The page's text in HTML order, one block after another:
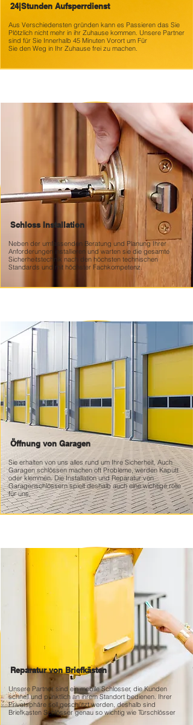
24|Stunden Aufsperrdienst
Aus Verschiedensten gründen kann es Passieren das Sie
Plötzlich nicht mehr in ihr Zuhause kommen. Unsere Partner
sind für Sie Innerhalb 45 Minuten Vorort um Für
Sie den Weg in Ihr Zuhause frei zu machen.
Schloss Installation
Neben der umfassenden Beratung und Planung Ihrer
Anforderungen installieren und warten sie die gesamte
Sicherheitstechnik nach den höchsten technischen
Standards und mit höchster Fachkompetenz.
Öffnung von Garagen
Sie erhalten von uns alles rund um Ihre Sicherheit, Auch
Garagen schlössen machen oft Probleme, werden Kaputt
oder klemmen. Die Installation und Reparatur von
Garagenschlössern spielt deshalb auch eine wichtige rolle
für uns.
Reparatur von Briefkästen
Unsere Partner sind ein mobile Schlosser, die Kunden
schnell und pünktlich an ihrem Standort bedienen. Ihrer
Privatsphäre soll geschützt werden, deshalb sind
Briefkasten Schlösser genau so wichtig wie Türschlösser